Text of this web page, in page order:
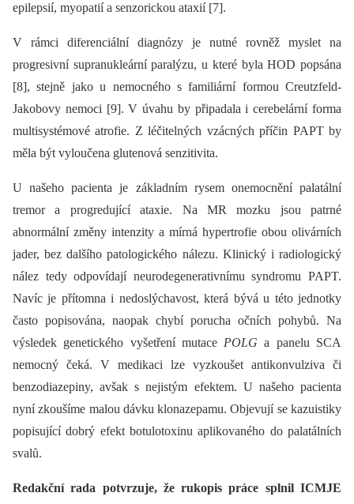
epilepsií, myopatií a senzorickou ataxií [7].
V rámci diferenciální dia­gnózy je nutné rovněž myslet na
progresivní supranukleární paralýzu, u které byla HOD popsána
[8], stejně jako u nemocného s familiární formou Creutzfeld-
Jakobovy nemoci [9]. V úvahu by připadala i cerebelární forma
multisystémové atrofie. Z léčitelných vzácných příčin PAPT by
měla být vyloučena glutenová senzitivita.
U našeho pacienta je základním rysem onemocnění palatální
tremor a progredující ataxie. Na MR mozku jsou patrné
abnormální změny intenzity a mírná hypertrofie obou olivárních
jader, bez dalšího patologického nálezu. Klinický i radiologický
nález tedy odpovídají neurodegenerativnímu syndromu PAPT.
Navíc je přítomna i nedoslýchavost, která bývá u této jednotky
často popisována, naopak chybí porucha očních pohybů. Na
výsledek genetického vyšetření mutace POLG a panelu SCA
nemocný čeká. V medikaci lze vyzkoušet antikonvulziva či
benzodiazepiny, avšak s nejistým efektem. U našeho pacienta
nyní zkoušíme malou dávku klonazepamu. Objevují se kazuistiky
popisující dobrý efekt botulotoxinu aplikovaného do palatálních
svalů.
Redakční rada potvrzuje, že rukopis práce splnil ICMJE